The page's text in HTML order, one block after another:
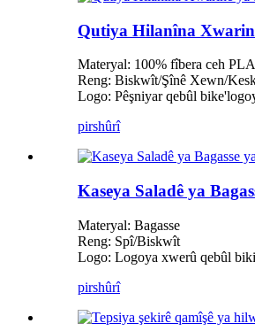
Qutiya Hilanîna
Materyal: 100% fîbera ceh PLA
Reng: Biskwît/Şînê Xewn/
Logo: Pêşniyar qebûl bike'
pirshûrî
Kaseya Saladê ya
Materyal: Bagasse
Reng: Spî/Biskwît
Logo: Logoya xwerû qebûl
pirshûrî